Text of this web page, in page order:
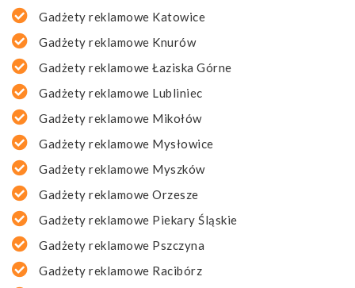
Gadżety reklamowe Katowice
Gadżety reklamowe Knurów
Gadżety reklamowe Łaziska Górne
Gadżety reklamowe Lubliniec
Gadżety reklamowe Mikołów
Gadżety reklamowe Mysłowice
Gadżety reklamowe Myszków
Gadżety reklamowe Orzesze
Gadżety reklamowe Piekary Śląskie
Gadżety reklamowe Pszczyna
Gadżety reklamowe Racibórz